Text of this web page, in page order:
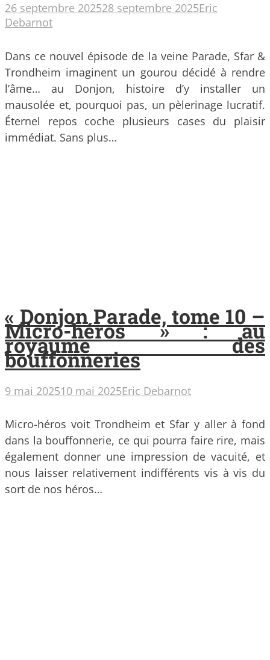
26 septembre 202528 septembre 2025Eric
Debarnot
Dans ce nouvel épisode de la veine Parade, Sfar &
Trondheim imaginent un gourou décidé à rendre
l’âme… au Donjon, histoire d’y installer un
mausolée et, pourquoi pas, un pèlerinage lucratif.
Éternel repos coche plusieurs cases du plaisir
immédiat. Sans plus…
« Donjon Parade, tome 10 –
Micro-héros » : au
royaume des
bouffonneries
9 mai 202510 mai 2025Eric Debarnot
Micro-héros voit Trondheim et Sfar y aller à fond
dans la bouffonnerie, ce qui pourra faire rire, mais
également donner une impression de vacuité, et
nous laisser relativement indifférents vis à vis du
sort de nos héros…